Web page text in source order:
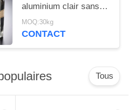
aluminium clair sans
couleur liquide de
dihydrogène
MOQ:30kg
CONTACT
Tous